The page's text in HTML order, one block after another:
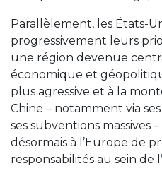
Parallèlement, les États-
progressivement leurs
une région devenue
économique et
plus agressive et à la
Chine – notamment via
ses subventions massives
désormais à l’Europe de
responsabilités au sein de